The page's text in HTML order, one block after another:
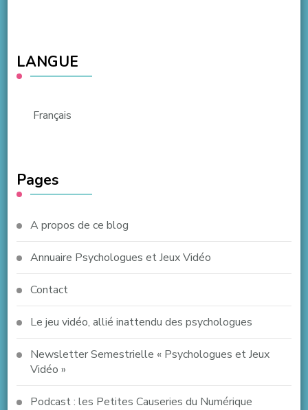
LANGUE
Français
Pages
A propos de ce blog
Annuaire Psychologues et Jeux Vidéo
Contact
Le jeu vidéo, allié inattendu des psychologues
Newsletter Semestrielle « Psychologues et Jeux
Vidéo »
Podcast : les Petites Causeries du Numérique